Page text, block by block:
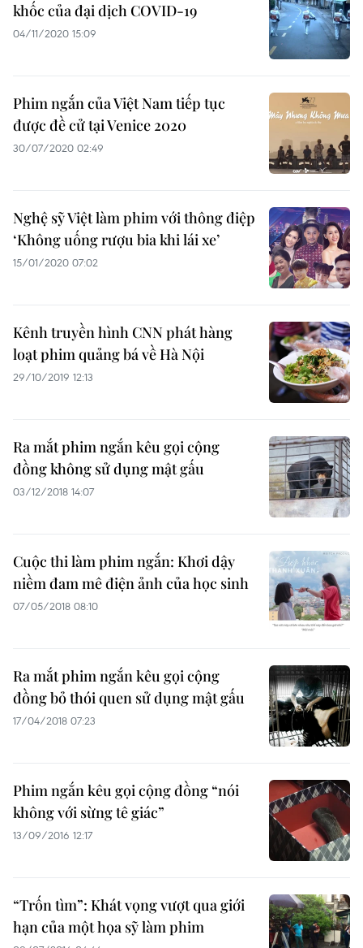
khốc của đại dịch COVID-19
04/11/2020 15:09
Phim ngắn của Việt Nam tiếp tục
được đề cử tại Venice 2020
30/07/2020 02:49
Nghệ sỹ Việt làm phim với thông điệp
‘Không uống rượu bia khi lái xe’
15/01/2020 07:02
Kênh truyền hình CNN phát hàng
loạt phim quảng bá về Hà Nội
29/10/2019 12:13
Ra mắt phim ngắn kêu gọi cộng
đồng không sử dụng mật gấu
03/12/2018 14:07
Cuộc thi làm phim ngắn: Khơi dậy
niềm đam mê điện ảnh của học sinh
07/05/2018 08:10
Ra mắt phim ngắn kêu gọi cộng
đồng bỏ thói quen sử dụng mật gấu
17/04/2018 07:23
Phim ngắn kêu gọi cộng đồng “nói
không với sừng tê giác”
13/09/2016 12:17
“Trốn tìm”: Khát vọng vượt qua giới
hạn của một họa sỹ làm phim